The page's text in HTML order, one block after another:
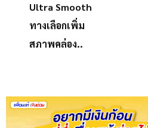
Ultra Smooth
ทางเลือกเพิ่ม
สภาพคล่อง..